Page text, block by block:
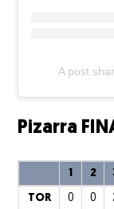
A post
Pizarra
1 2
TOR 0 0